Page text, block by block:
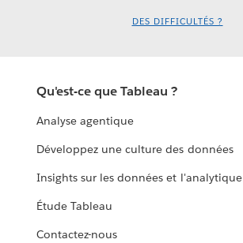
DES DIFFICULTÉS ?
Qu'est-ce que Tableau ?
Analyse agentique
Développez une culture des données
Insights sur les données et l'analytique
Étude Tableau
Contactez-nous